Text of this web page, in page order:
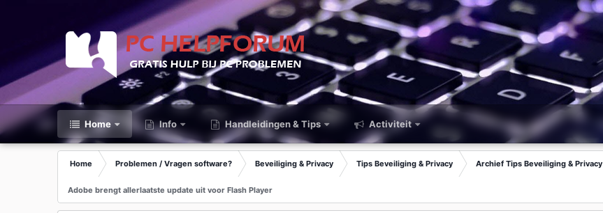
Home Info Handleidingen & Tips Activiteit
Home Problemen / Vragen software? Beveiliging & Privacy Tips Beveiliging & Privacy Archief Tips Beveiliging & Privacy
Adobe brengt allerlaatste update uit voor Flash Player